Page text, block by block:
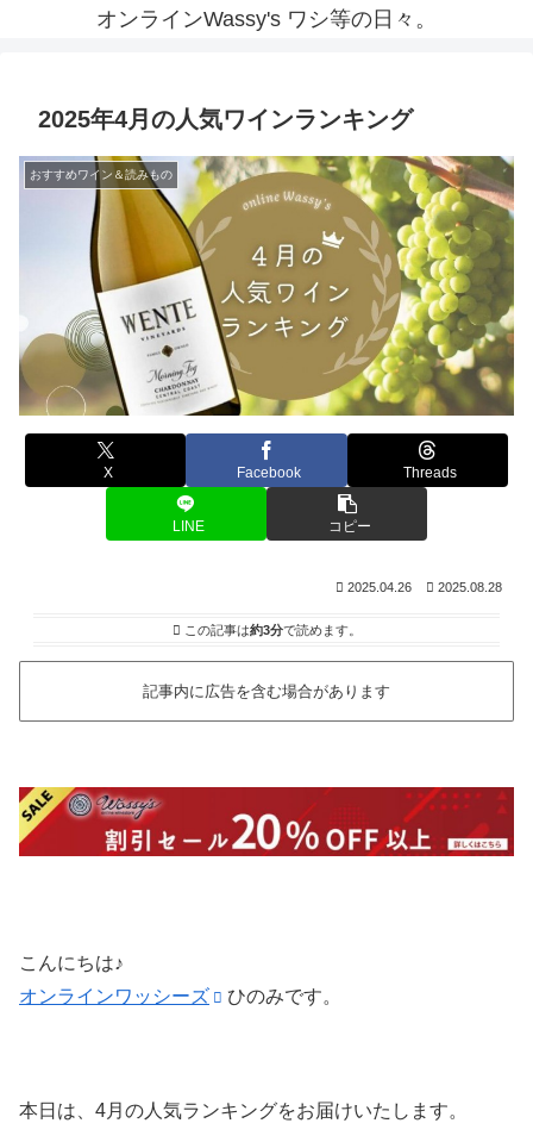
オンラインWassy's ワシ等の日々。
2025年4月の人気ワインランキング
おすすめワイン＆読みもの
X Facebook Threads
LINE コピー
2025.04.26 2025.08.28
この記事は約3分で読めます。
記事内に広告を含む場合があります
こんにちは♪
オンラインワッシーズ
ひのみです。
本日は、4月の人気ランキングをお届けいたします。